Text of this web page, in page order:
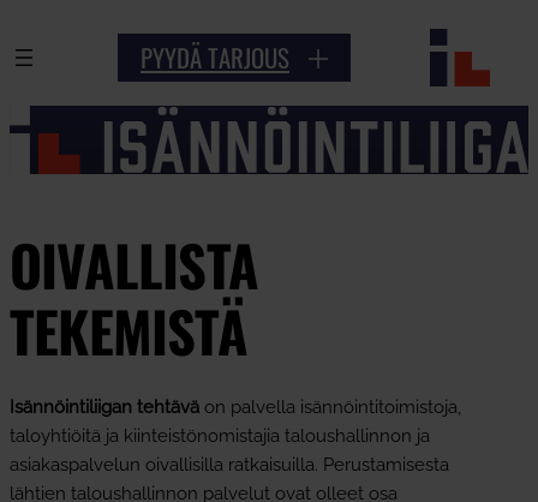
sisältöön
PYYDÄ TARJOUS
OIVALLISTA
TEKEMISTÄ
Isännöintiliigan tehtävä on palvella isännöintitoimistoja,
taloyhtiöitä ja kiinteistönomistajia taloushallinnon ja
asiakaspalvelun oivallisilla ratkaisuilla. Perustamisesta
lähtien taloushallinnon palvelut ovat olleet osa